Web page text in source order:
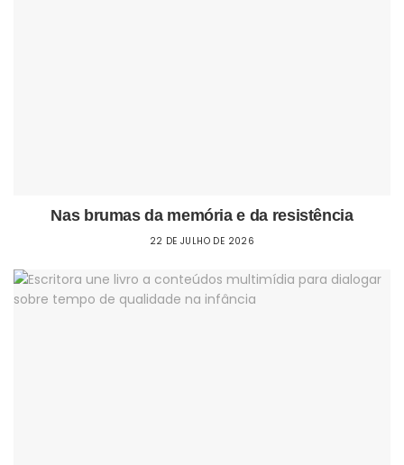
Nas brumas da memória e da resistência
22 DE JULHO DE 2026